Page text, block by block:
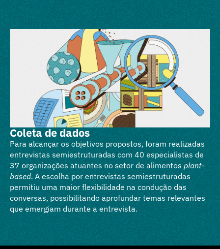
Coleta de dados
Para alcançar os objetivos propostos, foram realizadas
entrevistas semiestruturadas com 40 especialistas de
37 organizações atuantes no setor de alimentos plant-
based. A escolha por entrevistas semiestruturadas
permitiu uma maior flexibilidade na condução das
conversas, possibilitando aprofundar temas relevantes
que emergiam durante a entrevista.